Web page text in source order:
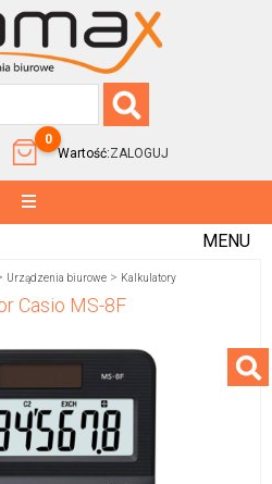
0
Wartość:ZALOGUJ
MENU
Urządzenia biurowe > Kalkulatory
Casio MS-8F